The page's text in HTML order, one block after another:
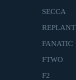
SECCA
REPLANT
FANATIC
FTWO
F2